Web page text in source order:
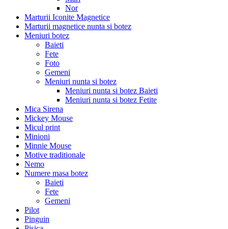
Nor
Marturii Iconite Magnetice
Marturii magnetice nunta si botez
Meniuri botez
Baieti
Fete
Foto
Gemeni
Meniuri nunta si botez
Meniuri nunta si botez Baieti
Meniuri nunta si botez Fetite
Mica Sirena
Mickey Mouse
Micul print
Minioni
Minnie Mouse
Motive traditionale
Nemo
Numere masa botez
Baieti
Fete
Gemeni
Pilot
Pinguin